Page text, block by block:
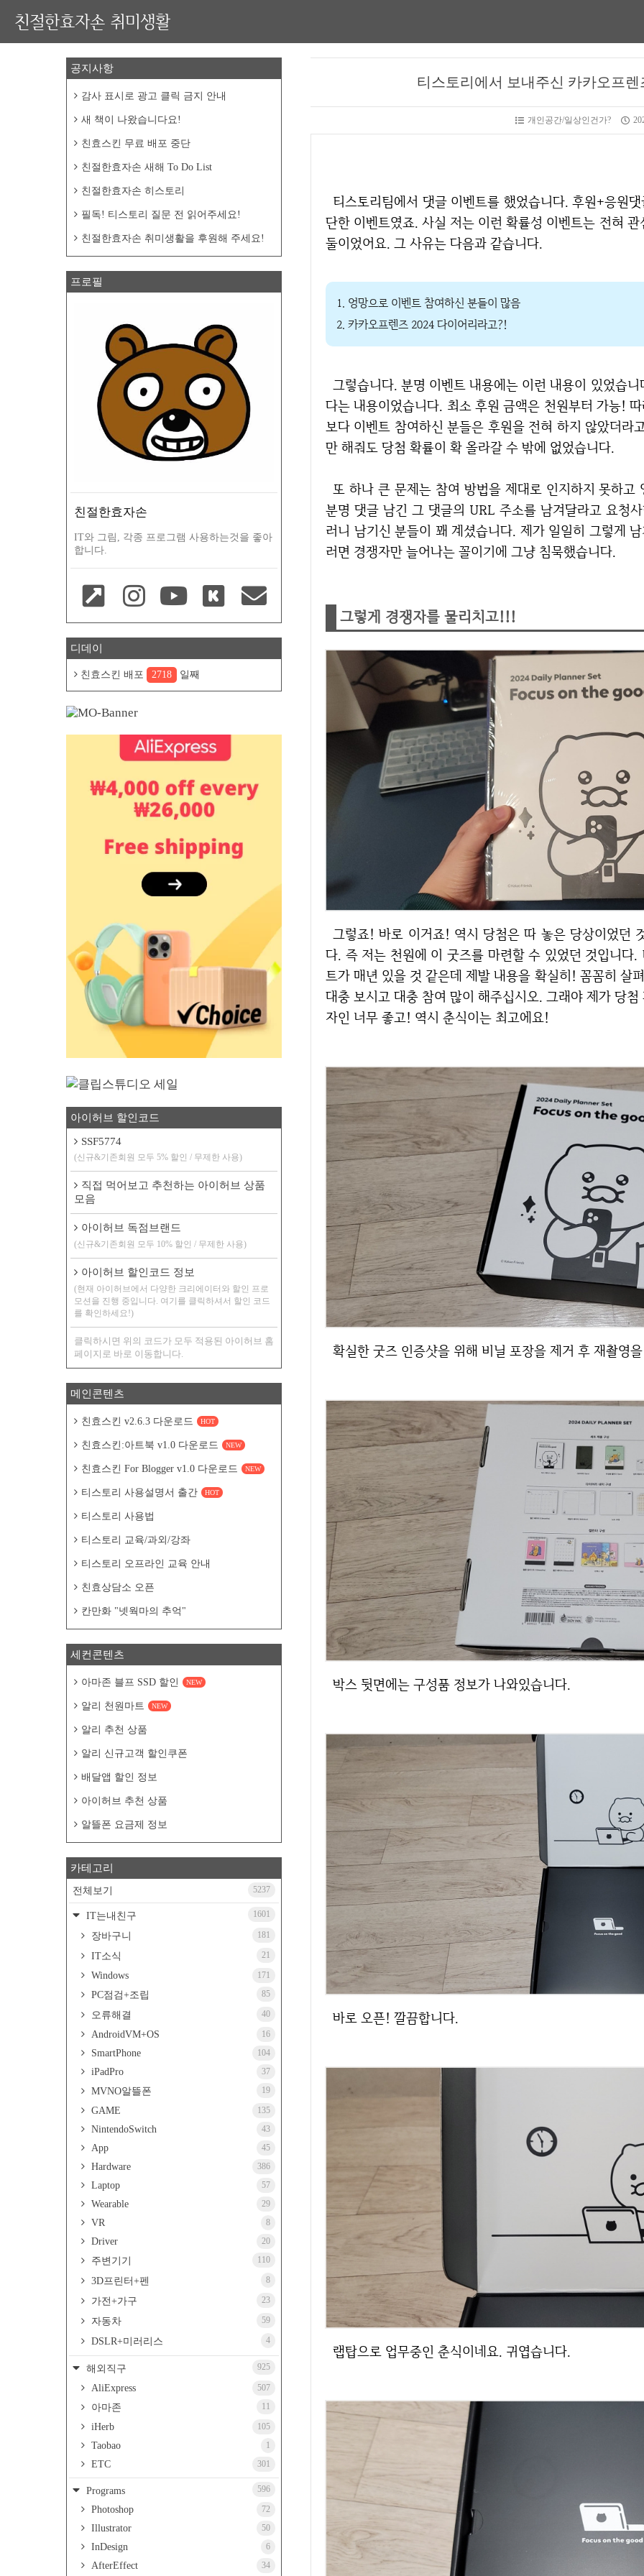
친절한효자손 취미생활
티스토리에서 보내주신 카카오프렌
개인공간/일상인건가?
티스토리팀에서 댓글 이벤트를 했었습니다. 후원+응원댓글을 남겨서 인증 완료하면 참여되는 매우 간
단한 이벤트였죠. 사실 저는 이런 확률성 이벤트는 전혀
둘이었어요. 그 사유는 다음과 같습니다.
1. 엉망으로 이벤트 참여하신 분들이 많음
2. 카카오프렌즈 2024 다이어리라고?!
그렇습니다. 분명 이벤트 내용에는 이런 내용이 있었습니다. 후원까지 완료했을 때 당첨 확률이 올라간
다는 내용이었습니다. 최소 후원 금액은 천원부터 가능!
보다 이벤트 참여하신 분들은 후원을 전혀 하지 않았더라
만 해줘도 당첨 확률이 확 올라갈 수 밖에 없었습니다.
또 하나 큰 문제는 참여 방법을 제대로 인지하지 못하고 엉망으로 하신 분들도 꽤 많았다는 것입니다.
분명 댓글 남긴 그 댓글의 URL 주소를 남겨달라고 요청
러니 남기신 분들이 꽤 계셨습니다. 제가 일일히 그렇게
러면 경쟁자만 늘어나는 꼴이기에 그냥 침묵했습니다.
그렇게 경쟁자를 물리치고!!!
그렇죠! 바로 이거죠! 역시 당첨은 따 놓은 당상이었던 것입니다. 너~무 당첨되기 쉬운 이벤트였습니
다. 즉 저는 천원에 이 굿즈를 마련할 수 있었던 것입니다
트가 매년 있을 것 같은데 제발 내용을 확실히! 꼼꼼히 살
대충 보시고 대충 참여 많이 해주십시오. 그래야 제가 당
자인 너무 좋고! 역시 춘식이는 최고에요!
확실한 굿즈 인증샷을 위해 비닐 포장을 제거 후 재촬영
박스 뒷면에는 구성품 정보가 나와있습니다.
바로 오픈! 깔끔합니다.
랩탑으로 업무중인 춘식이네요. 귀엽습니다.
공지사항
감사 표시로 광고 클릭 금지 안내
새 책이 나왔습니다요!
친효스킨 무료 배포 중단
친절한효자손 새해 To Do List
친절한효자손 히스토리
필독! 티스토리 질문 전 읽어주세요!
친절한효자손 취미생활을 후원해 주세요!
프로필
친절한효자손
IT와 그림, 각종 프로그램 사용하는것을 좋아
합니다.
디데이
친효스킨 배포 2718 일째
아이허브 할인코드
SSF5774
(신규&기존회원 모두 5% 할인 / 무제한 사용)
직접 먹어보고 추천하는 아이허브 상품
모음
아이허브 독점브랜드
(신규&기존회원 모두 10% 할인 / 무제한 사용)
아이허브 할인코드 정보
(현재 아이허브에서 다양한 크리에이터와 할인 프로
모션을 진행 중입니다. 여기를 클릭하셔서 할인 코드
를 확인하세요!)
클릭하시면 위의 코드가 모두 적용된 아이허브 홈
페이지로 바로 이동합니다.
메인콘텐츠
친효스킨 v2.6.3 다운로드 HOT
친효스킨:아트북 v1.0 다운로드 NEW
친효스킨 For Blogger v1.0 다운로드 NEW
티스토리 사용설명서 출간 HOT
티스토리 사용법
티스토리 교육/과외/강좌
티스토리 오프라인 교육 안내
친효상담소 오픈
칸만화 "넷웍마의 추억"
세컨콘텐츠
아마존 블프 SSD 할인 NEW
알리 천원마트 NEW
알리 추천 상품
알리 신규고객 할인쿠폰
배달앱 할인 정보
아이허브 추천 상품
알뜰폰 요금제 정보
카테고리
전체보기 5237
IT는내친구 1601
장바구니 181
IT소식 21
Windows 171
PC점검+조립 85
오류해결 40
AndroidVM+OS 16
SmartPhone 104
iPadPro 37
MVNO알뜰폰 19
GAME 135
NintendoSwitch 43
App 45
Hardware 386
Laptop 57
Wearable 29
VR 8
Driver 20
주변기기 110
3D프린터+펜 8
가전+가구 23
자동차 59
DSLR+미러리스 4
해외직구 925
AliExpress 507
아마존 11
iHerb 105
Taobao 1
ETC 301
Programs 596
Photoshop 72
Illustrator 50
InDesign 6
AfterEffect 34